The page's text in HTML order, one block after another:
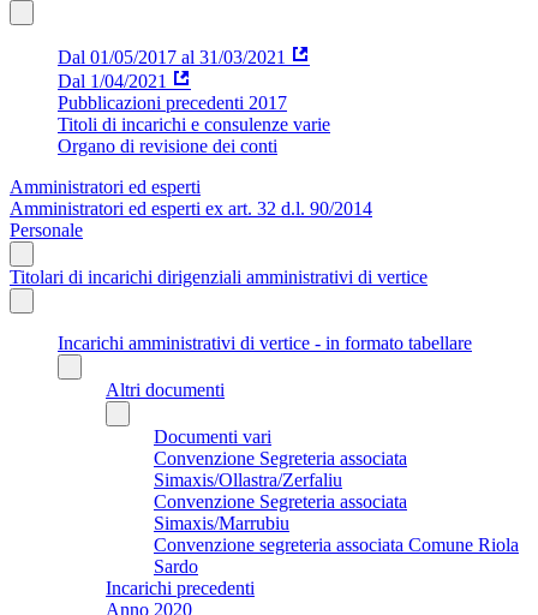
Dal 01/05/2017 al 31/03/2021
Dal 1/04/2021
Pubblicazioni precedenti 2017
Titoli di incarichi e consulenze varie
Organo di revisione dei conti
Amministratori ed esperti
Amministratori ed esperti ex art. 32 d.l. 90/2014
Personale
Titolari di incarichi dirigenziali amministrativi di vertice
Incarichi amministrativi di vertice - in formato tabellare
Altri documenti
Documenti vari
Convenzione Segreteria associata
Simaxis/Ollastra/Zerfaliu
Convenzione Segreteria associata
Simaxis/Marrubiu
Convenzione segreteria associata Comune Riola
Sardo
Incarichi precedenti
Anno 2020